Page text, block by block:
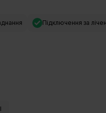
Підключення за